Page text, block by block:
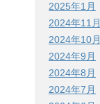
2025年1月
2024年11月
2024年10月
2024年9月
2024年8月
2024年7月